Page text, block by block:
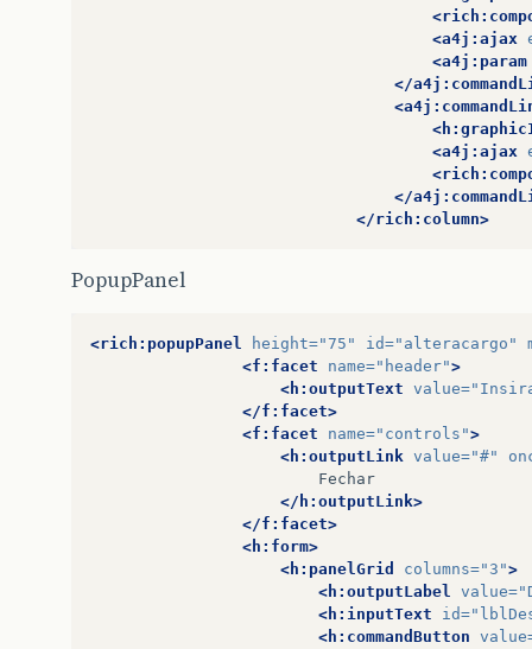
<a4j:ajax
<a4j:param
</
<a4j:ajax
</
</rich:column>
PopupPanel
<rich:popupPanel height="75" id="alteracargo"
<f:facet
name="header">
<h:outputText value=
</f:facet>
<f:facet
name="controls">
<h:outputLink value="#"
</h:outputLink>
</f:facet>
<h:form>
<h:panelGrid
columns="3">
<h:outputLabel value=
<h:inputText
id=
<h:commandButton